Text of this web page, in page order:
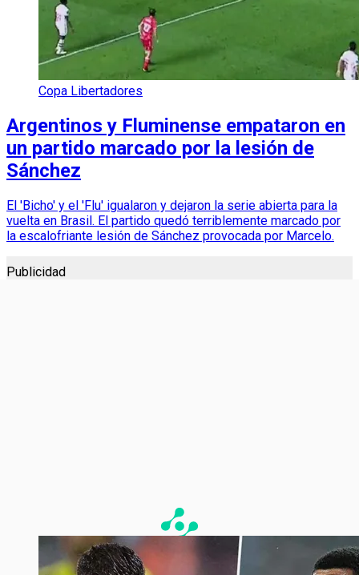
Copa Libertadores
Argentinos y Fluminense empataron en
un partido marcado por la lesión de
Sánchez
El 'Bicho' y el 'Flu' igualaron y dejaron la serie abierta para la
vuelta en Brasil. El partido quedó terriblemente marcado por
la escalofriante lesión de Sánchez provocada por Marcelo.
Publicidad